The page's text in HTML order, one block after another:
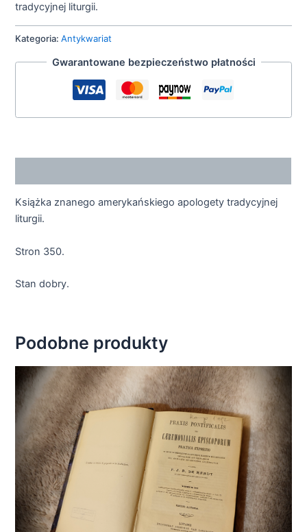
tradycyjnej liturgii.
Kategoria:Antykwariat
Gwarantowane bezpieczeństwo płatności
Książka znanego amerykańskiego apologety tradycyjnej
liturgii.
Stron 350.
Stan dobry.
Podobne produkty